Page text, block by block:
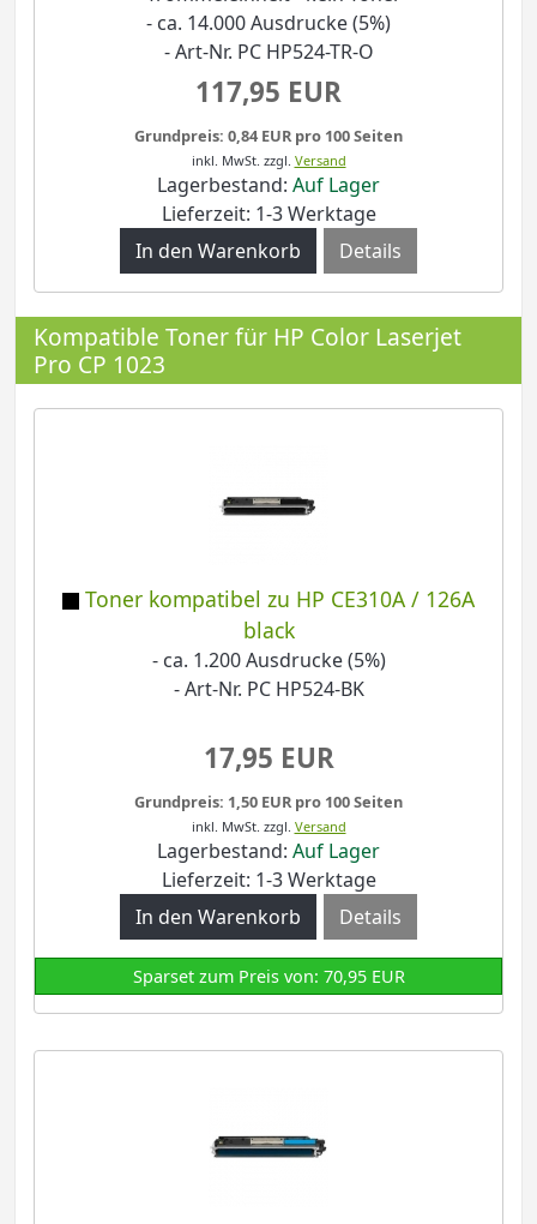
- ca. 14.000 Ausdrucke (5%)
- Art-Nr. PC HP524-TR-O
117,95 EUR
Grundpreis: 0,84 EUR pro 100 Seiten
inkl. MwSt. zzgl. Versand
Lagerbestand: Auf Lager
Lieferzeit: 1-3 Werktage
Details
Kompatible Toner für HP Color Laserjet
Pro CP 1023
Toner kompatibel zu HP CE310A / 126A
black
- ca. 1.200 Ausdrucke (5%)
- Art-Nr. PC HP524-BK
17,95 EUR
Grundpreis: 1,50 EUR pro 100 Seiten
inkl. MwSt. zzgl. Versand
Lagerbestand: Auf Lager
Lieferzeit: 1-3 Werktage
Details
Sparset zum Preis von: 70,95 EUR